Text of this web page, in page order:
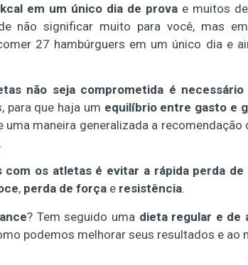
em um único dia de prova e muitos
não significar muito para você, mas
27 hambúrguers em um único dia e
não seja comprometida é
para que haja um equilíbrio entre gasto e
maneira generalizada a recomendação
.
com os atletas é evitar a rápida perda
, perda de força e resistência.
? Tem seguido uma dieta regular e de
podemos melhorar seus resultados e ao